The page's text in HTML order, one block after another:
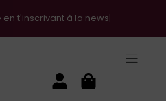
à la newsletter !